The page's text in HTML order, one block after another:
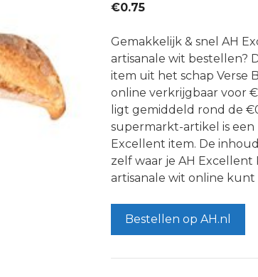
€0.75
Gemakkelijk & snel AH
artisanale wit bestellen?
item uit het schap Verse
online verkrijgbaar voor
ligt gemiddeld rond de
supermarkt-artikel is een
Excellent item. De
zelf waar je AH Excellent
artisanale wit online kunt
Bestellen op AH.nl